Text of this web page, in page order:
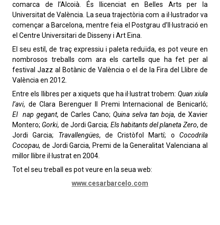
comarca de l’Alcoià. És llicenciat en Belles Arts per la
Universitat de València. La seua trajectòria com a il·lustrador va
començar a Barcelona, mentre feia el Postgrau d’Il·lustració en
el Centre Universitari de Disseny i Art Eina.
El seu estil, de traç expressiu i paleta reduïda, es pot veure en
nombrosos treballs com ara els cartells que ha fet per al
festival Jazz al Botànic de València o el de la Fira del Llibre de
València en 2012.
Entre els llibres per a xiquets que ha il·lustrat trobem: Quan xiula
l’avi, de Clara Berenguer II Premi Internacional de Benicarló;
El nap gegant, de Carles Cano; Quina selva tan boja, de Xavier
Montero; Gorki, de Jordi Garcia; Els habitants del planeta Zero, de
Jordi Garcia; Travallengües, de Cristòfol Martí; oCocodrila
Cocopau, de Jordi Garcia, Premi de la Generalitat Valenciana al
millor llibre il·lustrat en 2004.
Tot el seu treball es pot veure en la seua web:
www.cesarbarcelo.com